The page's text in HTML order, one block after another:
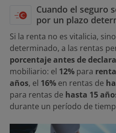
Cuando el seguro
por un plazo
Si la renta no es vitalicia,
determinado, a las rentas
porcentaje antes de
mobiliario: el 12% para
años, el 16% en rentas de
para rentas de hasta 15
durante un período de